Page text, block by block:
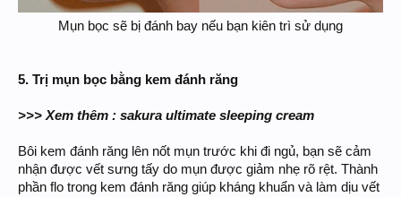
Mụn bọc sẽ bị đánh bay nếu bạn kiên trì sử dụng
5. Trị mụn bọc bằng kem đánh răng
>>> Xem thêm : sakura ultimate sleeping cream
Bôi kem đánh răng lên nốt mụn trước khi đi ngủ, bạn sẽ cảm
nhận được vết sưng tấy do mụn được giảm nhẹ rõ rệt. Thành
phần flo trong kem đánh răng giúp kháng khuẩn và làm dịu vết